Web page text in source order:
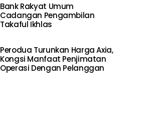
Bank Rakyat Umum
Cadangan Pengambilan
Takaful Ikhlas
Perodua Turunkan Harga Axia,
Kongsi Manfaat Penjimatan
Operasi Dengan Pelanggan